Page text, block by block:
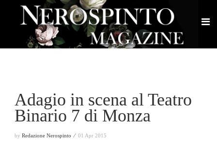
Adagio in scena al Teatro
Binario 7 di Monza
by Redazione Nerospinto ⁄ 01 Apr 2015